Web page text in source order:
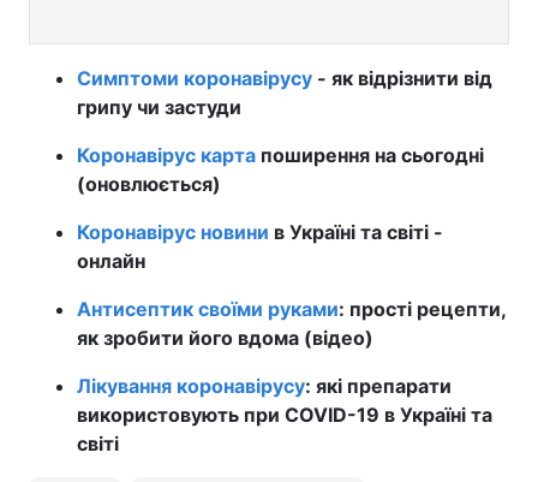
Симптоми коронавірусу - як відрізнити від
грипу чи застуди
Коронавірус карта поширення на сьогодні
(оновлюється)
Коронавірус новини в Україні та світі -
онлайн
Антисептик своїми руками: прості рецепти,
як зробити його вдома (відео)
Лікування коронавірусу: які препарати
використовують при COVID-19 в Україні та
світі